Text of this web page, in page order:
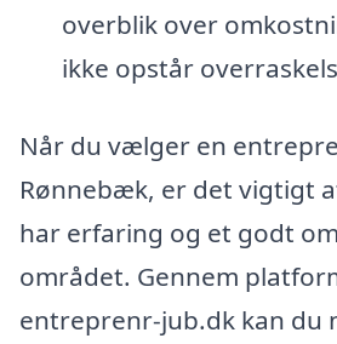
overblik over
ikke opstår
Når du vælger en
Rønnebæk, er det vigtigt
har erfaring og et godt
området. Gennem
entreprenr-jub.dk kan du